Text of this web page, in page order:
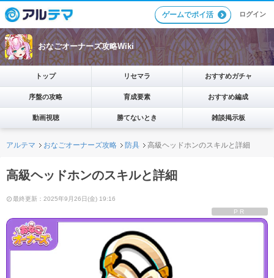
ゲームでポイ活 ログイン
おなごオーナーズ攻略Wiki
トップ リセマラ おすすめガチャ
序盤の攻略 育成要素 おすすめ編成
動画視聴 勝てないとき 雑談掲示板
アルテマ おなごオーナーズ攻略 防具 高級ヘッドホンのスキルと詳細
高級ヘッドホンのスキルと詳細
最終更新：2025年9月26日(金) 19:16
PR